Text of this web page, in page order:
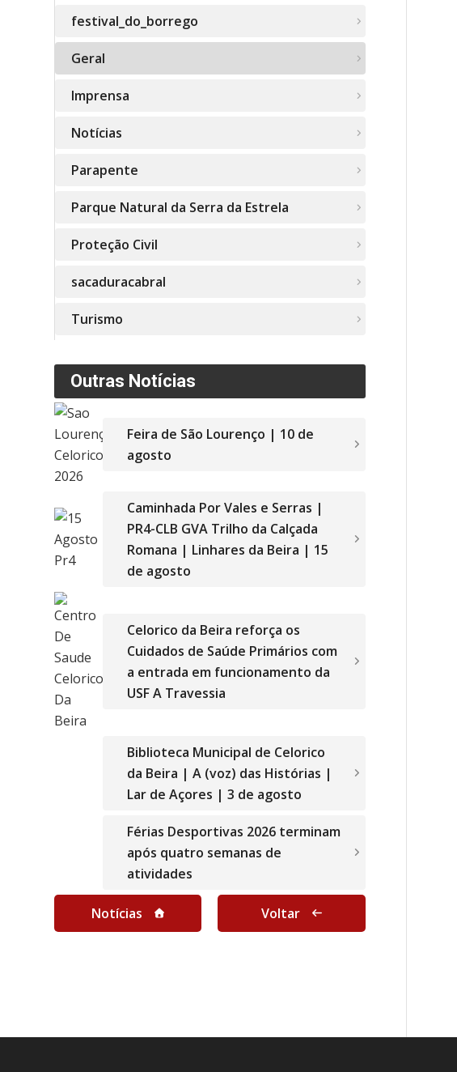
festival_do_borrego
Geral
Imprensa
Notícias
Parapente
Parque Natural da Serra da Estrela
Proteção Civil
sacaduracabral
Turismo
Outras Notícias
Feira de São Lourenço | 10 de
agosto
Caminhada Por Vales e Serras |
PR4-CLB GVA Trilho da Calçada
Romana | Linhares da Beira | 15
de agosto
Celorico da Beira reforça os
Cuidados de Saúde Primários com
a entrada em funcionamento da
USF A Travessia
Biblioteca Municipal de Celorico
da Beira | A (voz) das Histórias |
Lar de Açores | 3 de agosto
Férias Desportivas 2026 terminam
após quatro semanas de
atividades
Notícias Voltar